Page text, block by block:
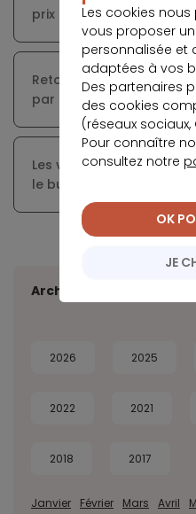
prix ?
Retournement du
par les notaires du
Les villes françaises où
le budget des ménages
Archives
2026 2025
2022 2021
2018 2017
Janvier Février Mars Avril
Les cookies
vous proposer
personnalisée et
adaptées à vos
Des partenaires
des cookies
(réseaux sociaux,
Pour connaître
consultez notre
JE
OK